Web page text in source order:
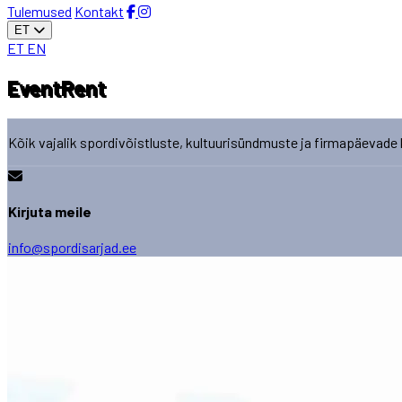
Tulemused Kontakt
ET
ET EN
EventRent
Kõik vajalik spordivõistluste, kultuurisündmuste ja
Kirjuta meile
info@spordisarjad.ee